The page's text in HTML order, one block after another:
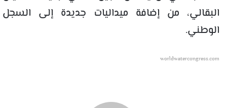
البقالي، من إضافة ميداليات جديدة إلى السجل
الوطني.
worldwatercongress.com